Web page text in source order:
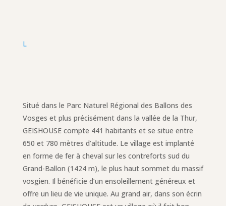
L
Situé dans le Parc Naturel Régional des Ballons des
Vosges et plus précisément dans la vallée de la Thur,
GEISHOUSE compte 441 habitants et se situe entre
650 et 780 mètres d’altitude. Le village est implanté
en forme de fer à cheval sur les contreforts sud du
Grand-Ballon (1424 m), le plus haut sommet du massif
vosgien. Il bénéficie d’un ensoleillement généreux et
offre un lieu de vie unique. Au grand air, dans son écrin